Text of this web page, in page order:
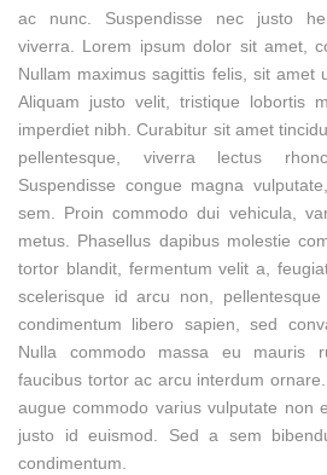
ac nunc. Suspendisse nec justo
viverra. Lorem ipsum dolor sit amet,
Nullam maximus sagittis felis, sit amet
Aliquam justo velit, tristique lobortis
imperdiet nibh. Curabitur sit amet
pellentesque, viverra lectus
Suspendisse congue magna
sem. Proin commodo dui vehicula,
metus. Phasellus dapibus molestie
tortor blandit, fermentum velit a,
scelerisque id arcu non,
condimentum libero sapien, sed
Nulla commodo massa eu mauris
faucibus tortor ac arcu interdum
augue commodo varius vulputate non
justo id euismod. Sed a sem
condimentum.